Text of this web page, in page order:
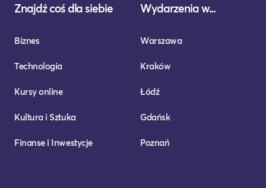
Znajdź coś dla siebie
Biznes
Technologia
Kursy online
Kultura i Sztuka
Finanse i Inwestycje
Wydarzenia w...
Warszawa
Kraków
Łódź
Gdańsk
Poznań